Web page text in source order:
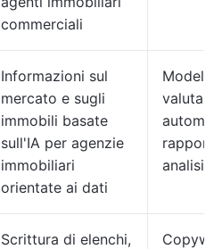
commerciali
Informazioni sul
mercato e sugli
immobili basate
sull'IA per agenzie
immobiliari
orientate ai dati
Modelli
rapporti
analisi
Scrittura di elenchi,